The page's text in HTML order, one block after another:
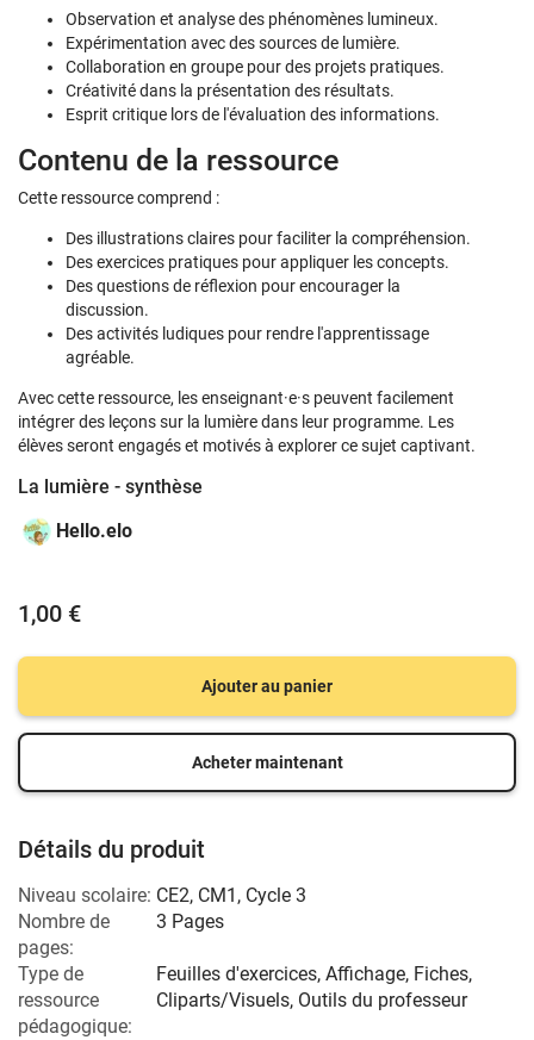
Observation et analyse des phénomènes lumineux.
Expérimentation avec des sources de lumière.
Collaboration en groupe pour des projets pratiques.
Créativité dans la présentation des résultats.
Esprit critique lors de l'évaluation des informations.
Contenu de la ressource
Cette ressource comprend :
Des illustrations claires pour faciliter la compréhension.
Des exercices pratiques pour appliquer les concepts.
Des questions de réflexion pour encourager la
discussion.
Des activités ludiques pour rendre l'apprentissage
agréable.
Avec cette ressource, les enseignant·e·s peuvent facilement
intégrer des leçons sur la lumière dans leur programme. Les
élèves seront engagés et motivés à explorer ce sujet captivant.
La lumière - synthèse
Hello.elo
1,00 €
Ajouter au panier
Acheter maintenant
Détails du produit
Niveau scolaire: CE2, CM1 , Cycle 3
Nombre de
pages:
3 Pages
Type de
ressource
pédagogique:
Feuilles d'exercices, Affichage, Fiches,
Cliparts/Visuels, Outils du professeur